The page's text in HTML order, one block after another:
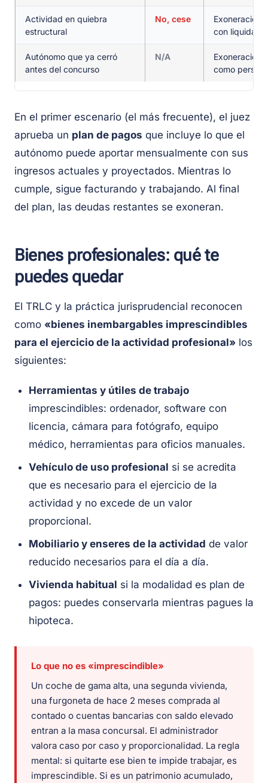
Actividad en quiebra
estructural
No, cese
Exoneración
con
Autónomo que ya cerró
antes del concurso
N/A
Exoneración
como
En el primer escenario (el más frecuente), el juez
aprueba un plan de pagos que incluye lo que el
autónomo puede aportar mensualmente con sus
ingresos actuales y proyectados. Mientras lo
cumple, sigue facturando y trabajando. Al final
del plan, las deudas restantes se exoneran.
Bienes profesionales: qué te
puedes quedar
El TRLC y la práctica jurisprudencial reconocen
como «bienes inembargables imprescindibles
para el ejercicio de la actividad profesional» los
siguientes:
Herramientas y útiles de trabajo
imprescindibles: ordenador, software con
licencia, cámara para fotógrafo, equipo
médico, herramientas para oficios manuales.
Vehículo de uso profesional si se acredita
que es necesario para el ejercicio de la
actividad y no excede de un valor
proporcional.
Mobiliario y enseres de la actividad de valor
reducido necesarios para el día a día.
Vivienda habitual si la modalidad es plan de
pagos: puedes conservarla mientras pagues la
hipoteca.
Lo que no es «imprescindible»
Un coche de gama alta, una segunda vivienda,
una furgoneta de hace 2 meses comprada al
contado o cuentas bancarias con saldo elevado
entran a la masa concursal. El administrador
valora caso por caso y proporcionalidad. La regla
mental: si quitarte ese bien te impide trabajar, es
imprescindible. Si es un patrimonio acumulado,